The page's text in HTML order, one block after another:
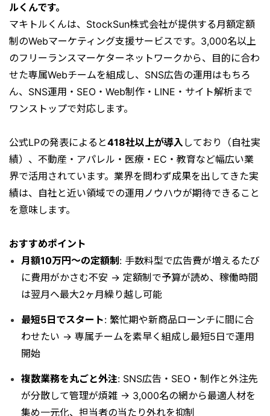
ルくんです。
マキトルくんは、StockSun株式会社が提供する月額定額
制のWebマーケティング支援サービスです。3,000名以上
のフリーランスマーケターネットワークから、目的に合わ
せた専属Webチームを組成し、SNS広告の運用はもちろ
ん、SNS運用・SEO・Web制作・LINE・サイト解析まで
ワンストップで対応します。
公式LPの発表によると418社以上が導入 しており（自社実
績）、不動産・アパレル・医療・EC・教育など幅広い業
界で活用されています。業界を問わず成果を出してきた実
績は、自社と近い領域での運用ノウハウが期待できること
を意味します。
おすすめポイント
月額10万円〜の定額制: 手数料型で広告費が増えるたび
に費用がかさむ不安 → 定額制で予算が読め、稼働時間
は翌月へ最大2ヶ月繰り越し可能
最短5日でスタート: 繁忙期や新商品ローンチに間に合
わせたい → 専属チームを素早く組成し最短5日で運用
開始
複数業務を丸ごと外注: SNS広告・SEO・制作と外注先
が分散して管理が煩雑 → 3,000名の網から最適人材を
集め一元化、担当者の当たり外れを抑制